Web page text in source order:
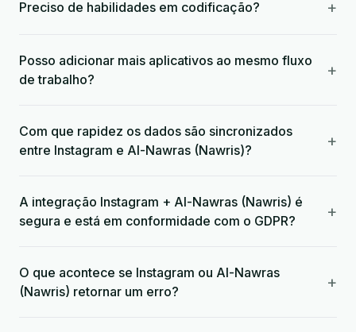
Preciso de habilidades em codificação? +
Posso adicionar mais aplicativos ao mesmo fluxo
de trabalho?
+
Com que rapidez os dados são sincronizados
entre Instagram e Al-Nawras (Nawris)?
+
A integração Instagram + Al-Nawras (Nawris) é
segura e está em conformidade com o GDPR?
+
O que acontece se Instagram ou Al-Nawras
(Nawris) retornar um erro?
+